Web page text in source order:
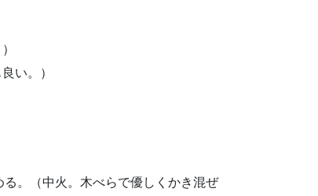
い。）
。（中火。木べらで優しくかき混ぜ